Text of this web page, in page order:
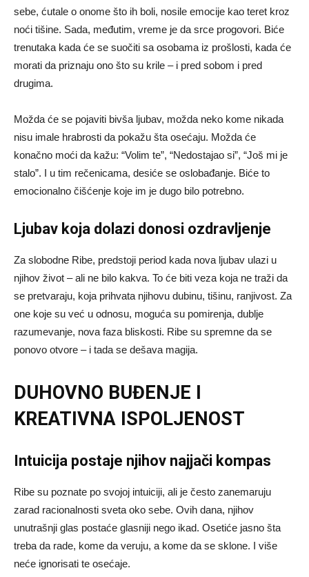
sebe, ćutale o onome što ih boli, nosile emocije kao teret kroz
noći tišine. Sada, međutim, vreme je da srce progovori. Biće
trenutaka kada će se suočiti sa osobama iz prošlosti, kada će
morati da priznaju ono što su krile – i pred sobom i pred
drugima.
Možda će se pojaviti bivša ljubav, možda neko kome nikada
nisu imale hrabrosti da pokažu šta osećaju. Možda će
konačno moći da kažu: “Volim te”, “Nedostajao si”, “Još mi je
stalo”. I u tim rečenicama, desiće se oslobađanje. Biće to
emocionalno čišćenje koje im je dugo bilo potrebno.
Ljubav koja dolazi donosi ozdravljenje
Za slobodne Ribe, predstoji period kada nova ljubav ulazi u
njihov život – ali ne bilo kakva. To će biti veza koja ne traži da
se pretvaraju, koja prihvata njihovu dubinu, tišinu, ranjivost. Za
one koje su već u odnosu, moguća su pomirenja, dublje
razumevanje, nova faza bliskosti. Ribe su spremne da se
ponovo otvore – i tada se dešava magija.
DUHOVNO BUĐENJE I
KREATIVNA ISPOLJENOST
Intuicija postaje njihov najjači kompas
Ribe su poznate po svojoj intuiciji, ali je često zanemaruju
zarad racionalnosti sveta oko sebe. Ovih dana, njihov
unutrašnji glas postaće glasniji nego ikad. Osetiće jasno šta
treba da rade, kome da veruju, a kome da se sklone. I više
neće ignorisati te osećaje.